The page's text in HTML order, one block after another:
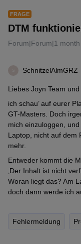
FRAGE
DTM
Forum|Forum|1 month
SchnitzelAlmGRZ
Liebes Joyn Team
ich schau’ auf eurer
GT-Masters. Doch
mich einzuloggen,
Laptop, nicht auf dem
mehr.
Entweder kommt die
‚Der Inhalt ist nicht
Woran liegt das? Am
doch dann werde ich
Fehlermeldung